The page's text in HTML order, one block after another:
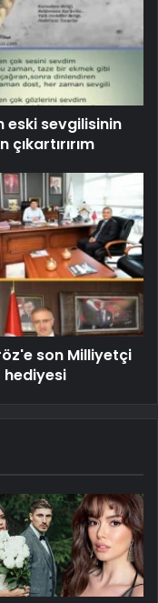
sevgilisinin
son Milliyetçi
hediyesi